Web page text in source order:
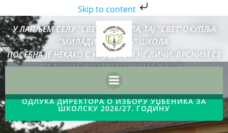
Skip to content
Skip
to
content
У ЛАПЉЕМ СЕЛУ "СВЕТА" ЈЕ ПОЛА, ТАЈ "СВЕТ"ОКУПЉА
"МИЛАДИН МИТИЋ" ШКОЛА.
ПОСЕБНА ЈЕ НЕКАКО С НИЈЕДНОМ НЕ ЛИЧИ, ВРСНИМ СЕ
ЂАЦИМА И НАСТАВНИЦИМА ДИЧИ!
ОДЛУКА ДИРЕКТОРА О ИЗБОРУ УЏБЕНИКА ЗА
ШКОЛСКУ 2026/27. ГОДИНУ